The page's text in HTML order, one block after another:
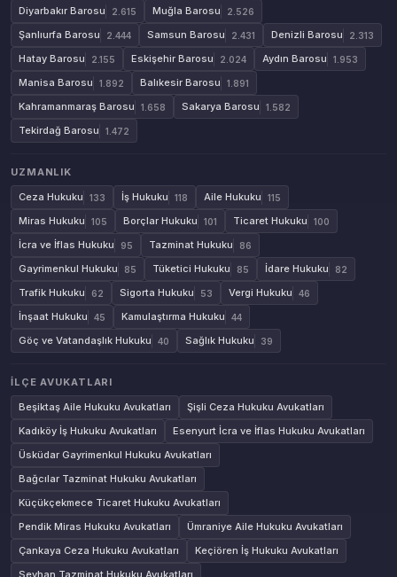
Diyarbakır Barosu 2.615 Muğla Barosu 2.526
Şanlıurfa Barosu 2.444 Samsun Barosu 2.431 Denizli Barosu 2.313
Hatay Barosu 2.155 Eskişehir Barosu 2.024 Aydın Barosu 1.953
Manisa Barosu 1.892 Balıkesir Barosu 1.891
Kahramanmaraş Barosu 1.658 Sakarya Barosu 1.582
Tekirdağ Barosu 1.472
UZMANLIK
Ceza Hukuku
133 İş Hukuku 118 Aile Hukuku 115
Miras Hukuku 105 Borçlar Hukuku 101 Ticaret Hukuku 100
İcra ve İflas Hukuku 95 Tazminat Hukuku 86
Gayrimenkul Hukuku 85 Tüketici Hukuku 85 İdare Hukuku 82
Trafik Hukuku 62 Sigorta Hukuku 53 Vergi Hukuku 46
İnşaat Hukuku 45 Kamulaştırma Hukuku 44
Göç ve Vatandaşlık Hukuku 40 Sağlık Hukuku 39
İLÇE AVUKATLARI
Beşiktaş Aile Hukuku Avukatları
Şişli Ceza Hukuku Avukatları
Kadıköy İş Hukuku Avukatları
Esenyurt İcra ve İflas Hukuku Avukatları
Üsküdar Gayrimenkul Hukuku Avukatları
Bağcılar Tazminat Hukuku Avukatları
Küçükçekmece Ticaret Hukuku Avukatları
Pendik Miras Hukuku Avukatları
Ümraniye Aile Hukuku Avukatları
Çankaya Ceza Hukuku Avukatları
Keçiören İş Hukuku Avukatları
Seyhan Tazminat Hukuku Avukatları